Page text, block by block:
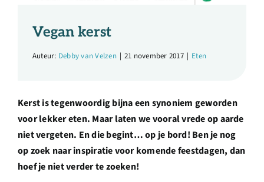
Doneren
Shop
Vegan kerst
Auteur: Debby van Velzen | 21 november 2017 | Eten
Kerst is tegenwoordig bijna een synoniem geworden
voor lekker eten. Maar laten we vooral vrede op aarde
niet vergeten. En die begint… op je bord! Ben je nog
op zoek naar inspiratie voor komende feestdagen, dan
hoef je niet verder te zoeken!